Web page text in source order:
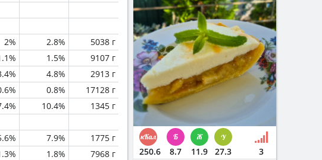
2% 2.8%
5038 г
1.5%
9107 г
4.8%
2913 г
0.8%
17128 г
10.4% 1345 г
7.9%
1775 г
1.8%
7968 г
250.6 8.7 11.9 27.3 3